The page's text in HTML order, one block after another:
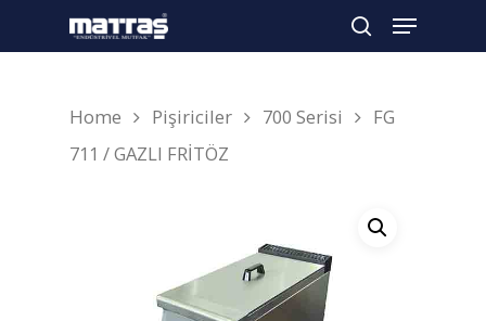
Arama yapmak için enter'a basın
Home Pişiriciler 700 Serisi
FG
711 / GAZLI FRİTÖZ